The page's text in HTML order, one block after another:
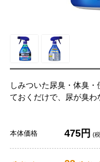
しみついた尿臭・体臭
ておくだけで、尿が臭わ
本体価格 475円 (